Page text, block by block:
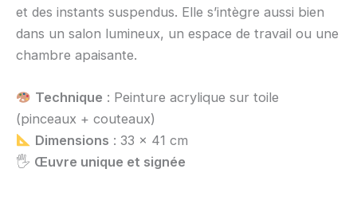
et des instants suspendus. Elle s’intègre aussi bien
dans un salon lumineux, un espace de travail ou une
chambre apaisante.
Technique : Peinture acrylique sur toile
(pinceaux + couteaux)
Dimensions : 33 x 41 cm
🖐️ Œuvre unique et signée